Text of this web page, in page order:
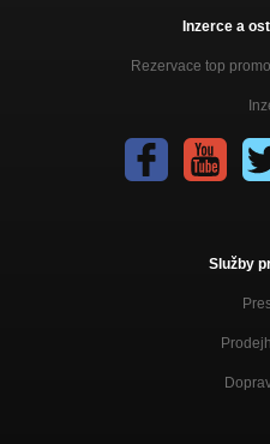
Inzerce a
Rezervace top
Služby